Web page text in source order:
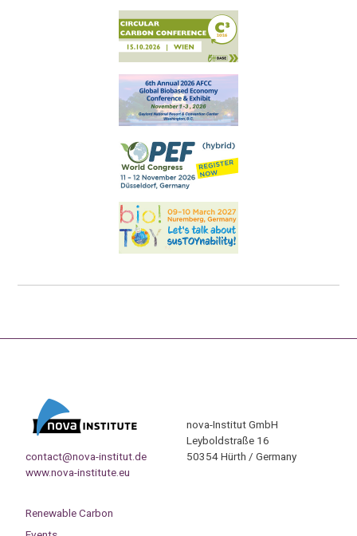
contact@nova-institut.de
www.nova-institute.eu
nova-Institut GmbH
Leyboldstraße 16
50354 Hürth / Germany
Renewable Carbon